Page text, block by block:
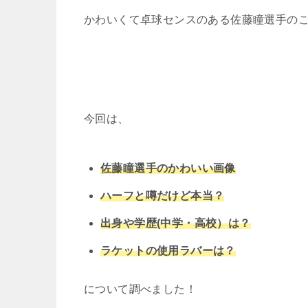
かわいくて卓球センスのある佐藤瞳選手の
今回は、
佐藤瞳選手のかわいい画像
ハーフと噂だけど本当？
出身や学歴(中学・高校）は？
ラケットの使用ラバーは？
について調べました！